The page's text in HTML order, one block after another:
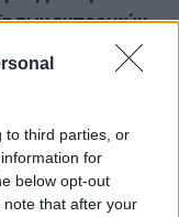
to third parties, or
for
below opt-out
that after your
των εμπορικών
μεταξύ